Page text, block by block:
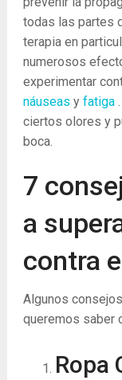
todas las partes
terapia en
numerosos
experimentar
náuseas y fatiga
ciertos olores y
boca.
7
a
contra
Algunos
queremos saber
Ropa